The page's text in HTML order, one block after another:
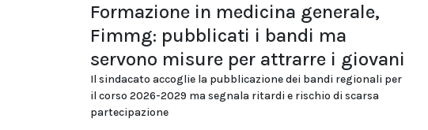
Formazione in medicina generale,
Fimmg: pubblicati i bandi ma
servono misure per attrarre i giovani
Il sindacato accoglie la pubblicazione dei bandi regionali per
il corso 2026-2029 ma segnala ritardi e rischio di scarsa
partecipazione